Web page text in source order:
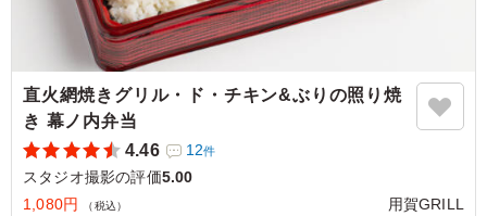
直火網焼きグリル・ド・チキン&ぶりの照り焼
き 幕ノ内弁当
4.46
12件
スタジオ撮影の評価5.00
1,080円
（税込） 用賀GRILL